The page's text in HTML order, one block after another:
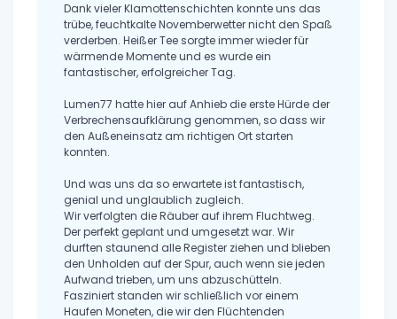
Dank vieler Klamottenschichten konnte uns das
trübe, feuchtkalte Novemberwetter nicht den Spaß
verderben. Heißer Tee sorgte immer wieder für
wärmende Momente und es wurde ein
fantastischer, erfolgreicher Tag.
Lumen77 hatte hier auf Anhieb die erste Hürde der
Verbrechensaufklärung genommen, so dass wir
den Außeneinsatz am richtigen Ort starten
konnten.
Und was uns da so erwartete ist fantastisch,
genial und unglaublich zugleich.
Wir verfolgten die Räuber auf ihrem Fluchtweg.
Der perfekt geplant und umgesetzt war. Wir
durften staunend alle Register ziehen und blieben
den Unholden auf der Spur, auch wenn sie jeden
Aufwand trieben, um uns abzuschütteln.
Fasziniert standen wir schließlich vor einem
Haufen Moneten, die wir den Flüchtenden